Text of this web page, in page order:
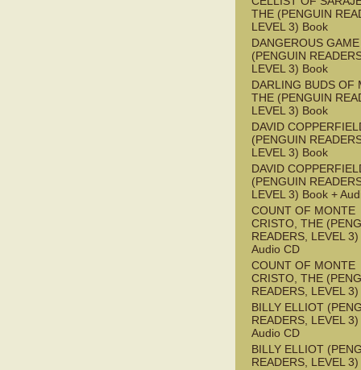
THE (PENGUIN
LEVEL 3) Book
DANGEROUS GAME
(PENGUIN
LEVEL 3) Book
DARLING BUDS OF
THE (PENGUIN
LEVEL 3) Book
DAVID
(PENGUIN
LEVEL 3) Book
DAVID
(PENGUIN
LEVEL 3) Book +
COUNT OF MONTE
CRISTO, THE
READERS, LEVEL
Audio CD
COUNT OF MONTE
CRISTO, THE
READERS, LEVEL
BILLY ELLIOT
READERS, LEVEL
Audio CD
BILLY ELLIOT
READERS, LEVEL